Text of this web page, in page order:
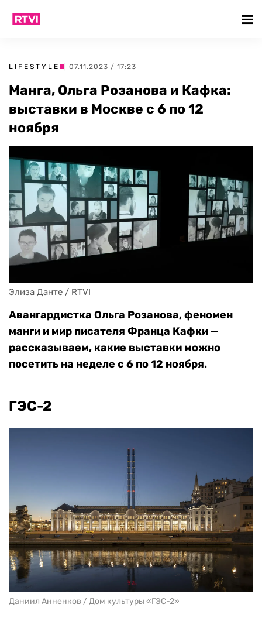
LIFESTYLE | 07.11.2023 / 17:23
Манга, Ольга Розанова и Кафка:
выставки в Москве с 6 по 12
ноября
Элиза Данте / RTVI
Авангардистка Ольга Розанова, феномен
манги и мир писателя Франца Кафки —
рассказываем, какие выставки можно
посетить на неделе с 6 по 12 ноября.
ГЭС-2
Даниил Анненков / Дом культуры «ГЭС-2»